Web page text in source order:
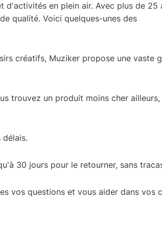
d'activités en plein air. Avec plus de 25
qualité. Voici quelques-unes des
créatifs, Muziker propose une vaste
trouvez un produit moins cher ailleurs,
30 jours pour le retourner, sans
vos questions et vous aider dans vos